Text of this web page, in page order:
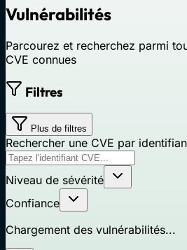
Vulnérabilités
Parcourez et recherchez parmi
CVE connues
Filtres
Plus de filtres
Rechercher une CVE par
Niveau de sévérité
Confiance
Chargement des vulnérabilités...